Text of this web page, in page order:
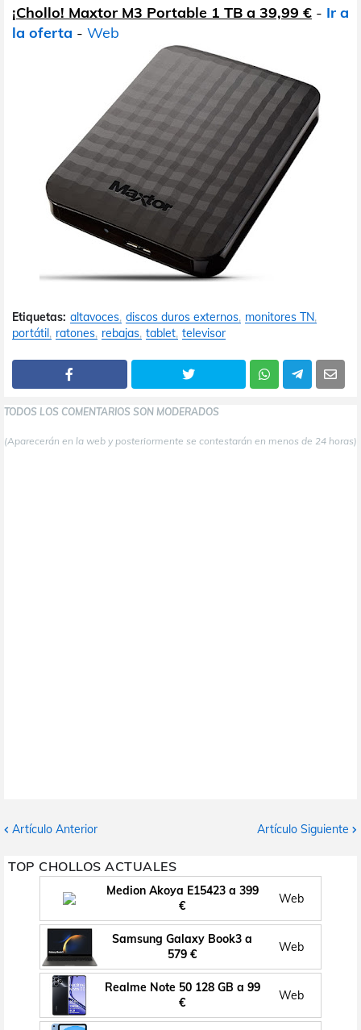
¡Chollo! Maxtor M3 Portable 1 TB a 39,99 € - Ir a
la oferta - Web
Etiquetas: altavoces discos duros externos monitores TN
portátil ratones rebajas tablet televisor
TODOS LOS COMENTARIOS SON MODERADOS
(Aparecerán en la web y posteriormente se contestarán en menos de 24 horas)
Artículo Anterior Artículo Siguiente
TOP CHOLLOS ACTUALES
Medion Akoya E15423 a 399
€
Web
Samsung Galaxy Book3 a
579 €
Web
Realme Note 50 128 GB a 99
€
Web